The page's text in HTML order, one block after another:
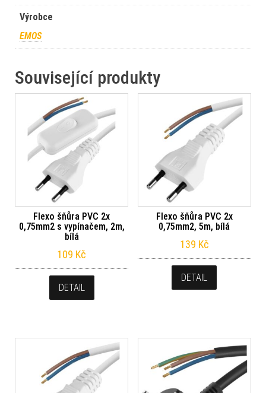
Výrobce
EMOS
Související produkty
Flexo šňůra PVC 2x
0,75mm2 s vypínačem, 2m,
bílá
109 Kč
DETAIL
Flexo šňůra PVC 2x
0,75mm2, 5m, bílá
139 Kč
DETAIL